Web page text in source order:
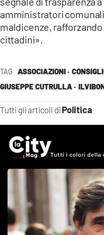
TAG ASSOCIAZIONI ·
GIUSEPPE CUTRULLA ·
Tutti gli articoli di Politica
amministratori
maldicenze,
cittadini».